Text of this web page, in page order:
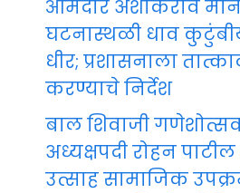
आमदार अशोकराव माने
घटनास्थळी धाव
धीर; प्रशासनाला
करण्याचे निर्देश
बाल शिवाजी
अध्यक्षपदी रोहन
उत्साह सामाजिक